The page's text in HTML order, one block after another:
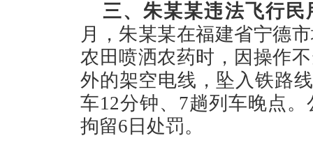
三、朱某某违法飞行
月，朱某某在福建省宁德
农田喷洒农药时，因操作
外的架空电线，坠入铁路
车12分钟、7趟列车晚点
拘留6日处罚。